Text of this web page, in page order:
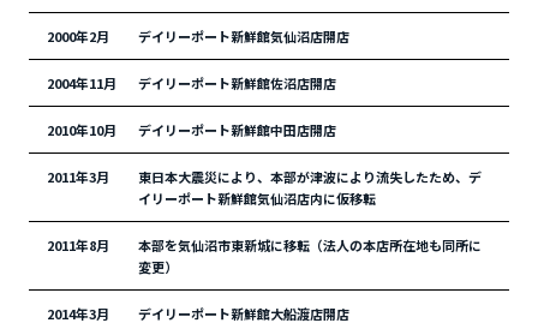
2000年2月 デイリーポート新鮮館気仙沼店開店
2004年11月 デイリーポート新鮮館佐沼店開店
2010年10月 デイリーポート新鮮館中田店開店
2011年3月 東日本大震災により、本部が津波により流失したため、 デ
イリーポート新鮮館気仙沼店内に仮移転
2011年8月
本部を気仙沼市東新城に移転（法人の本店所在地も同所に
変更）
2014年3月 デイリーポート新鮮館大船渡店開店